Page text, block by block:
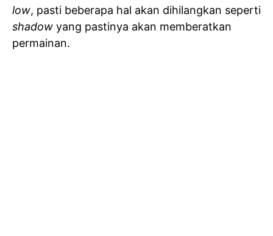
low, pasti beberapa hal akan dihilangkan seperti
shadow yang pastinya akan memberatkan
permainan.